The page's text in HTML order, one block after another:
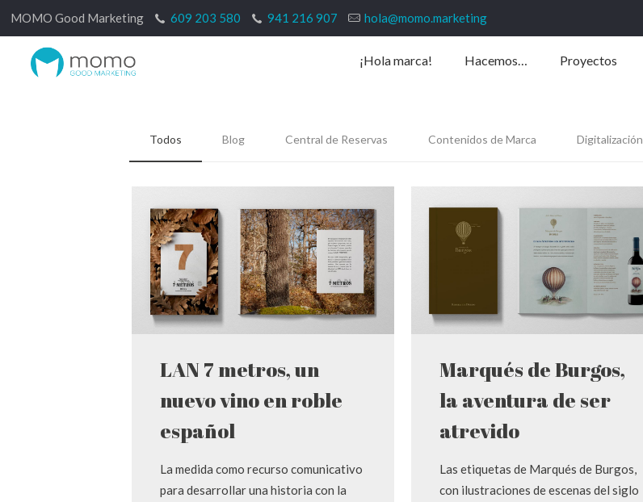
MOMO Good Marketing 609 203 580 941 216 907 hola@momo.marketing
¡Hola marca! Hacemos… Proyectos
Todos Blog Central de Reservas Contenidos de Marca Digitalización
LAN 7 metros, un
nuevo vino en roble
español
La medida como recurso comunicativo
para desarrollar una historia con la
Marqués de Burgos,
la aventura de ser
atrevido
Las etiquetas de Marqués de Burgos,
con ilustraciones de escenas del siglo